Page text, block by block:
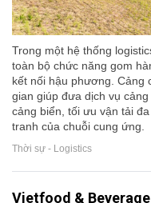
Trong một hệ thống
toàn bộ chức năng gom
kết nối hậu phương. Cảng
gian giúp đưa dịch vụ
cảng biển, tối ưu vận tải
tranh của chuỗi cung ứng.
Thời sự - Logistics
Vietfood &